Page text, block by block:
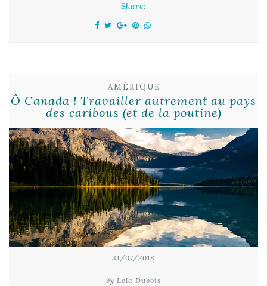
Share:
AMÉRIQUE
Ô Canada ! Travailler autrement au pays
des caribous (et de la poutine)
31/07/2018
by Lola Dubois